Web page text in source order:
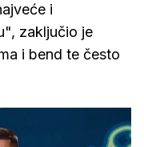
i
zaključio je
i bend te često